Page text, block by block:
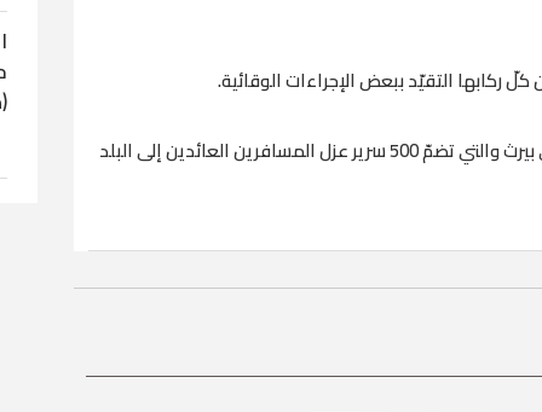
التقيّد ببعض الإجراءات الوقائية.
وكان الهدف من المنشأة المقامة في ضواحي بيرث والتي تضمّ 500 سرير عزل المسافرين العائدين إلى البلد